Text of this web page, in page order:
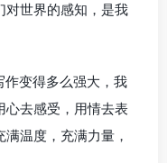
对世界的感知，是我
作变得多么强大，我
心去感受，用情去表
温度，充满力量，